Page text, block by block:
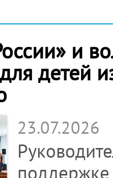
и
детей
23.07.2026